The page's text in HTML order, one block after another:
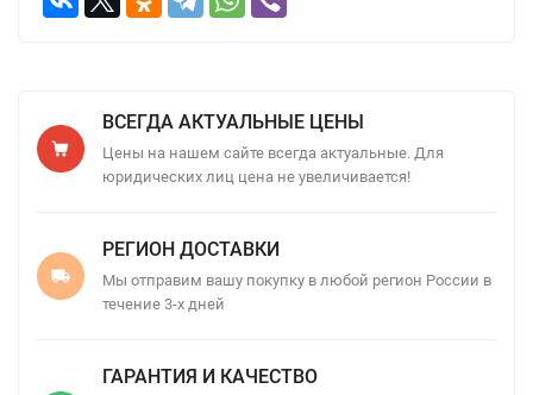
ВСЕГДА АКТУАЛЬНЫЕ ЦЕНЫ
Цены на нашем сайте всегда актуальные. Для
юридических лиц цена не увеличивается!
РЕГИОН ДОСТАВКИ
Мы отправим вашу покупку в любой регион России в
течение 3-х дней
ГАРАНТИЯ И КАЧЕСТВО